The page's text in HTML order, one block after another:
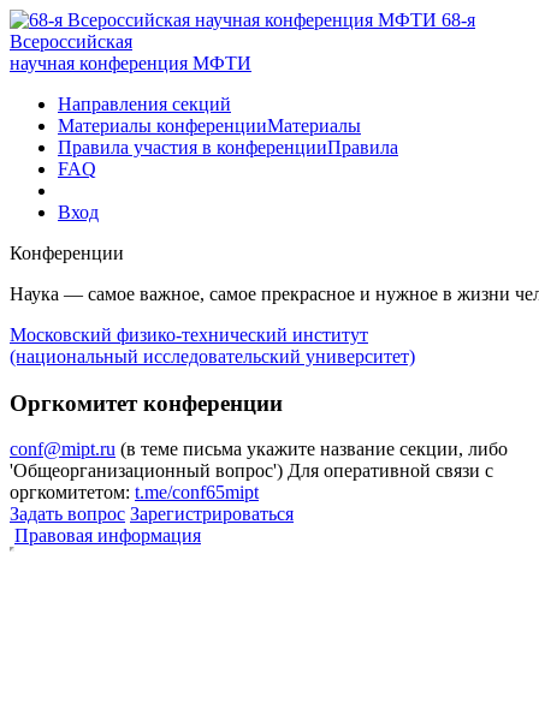
68-я
Всероссийская
научная конференция МФТИ
Направления секций
Материалы конференцииМатериалы
Правила участия в конференцииПравила
FAQ
Вход
Конференции
Наука — самое важное, самое прекрасное и нужное в жизни
Московский физико-технический институт
(национальный исследовательский университет)
Оргкомитет конференции
conf@mipt.ru (в теме письма укажите название секции, либо
'Общеорганизационный вопрос') Для оперативной связи с
оргкомитетом: t.me/conf65mipt
Задать вопрос Зарегистрироваться
Правовая информация